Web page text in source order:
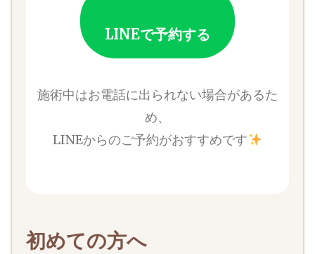
LINEで予約する
施術中はお電話に出られない場合があるた
め、
LINEからのご予約がおすすめです
初めての方へ